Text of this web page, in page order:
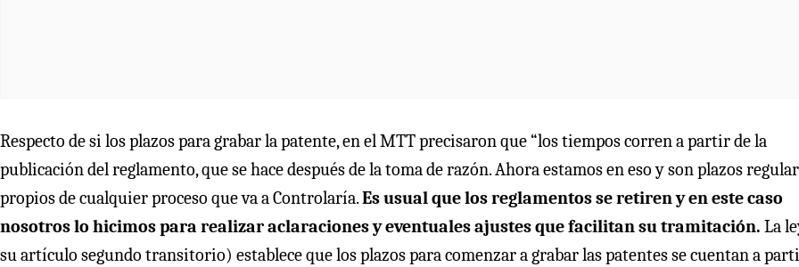
Respecto de si los plazos para grabar la patente, en el MTT precisaron que “los tiempos corren a partir de la
publicación del reglamento, que se hace después de la toma de razón. Ahora estamos en eso y son plazos
propios de cualquier proceso que va a Controlaría.Es usual que los reglamentos se retiren y en este caso
nosotros lo hicimos para realizar aclaraciones y eventuales ajustes que facilitan su tramitación. La
su artículo segundo transitorio) establece que los plazos para comenzar a grabar las patentes se cuentan a